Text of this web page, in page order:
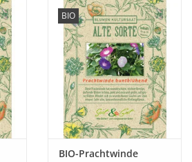
leicht mit Erde bedecken.
Lage, ansonsten anspruchslos.
BIO
BIO-Prachtwinde